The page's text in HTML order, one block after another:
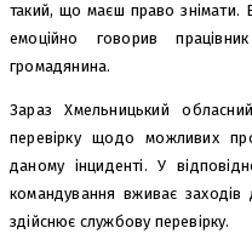
такий, що маєш право
емоційно говорив
громадянина.
Зараз Хмельницький
перевірку щодо можливих
даному інциденті. У
командування вживає заходів
здійснює службову перевірку.